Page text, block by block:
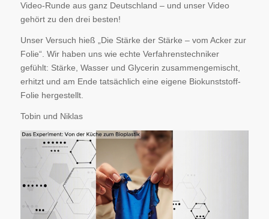
Video-Runde aus ganz Deutschland – und unser Video
gehört zu den drei besten!
Unser Versuch hieß „Die Stärke der Stärke – vom Acker zur
Folie“. Wir haben uns wie echte Verfahrenstechniker
gefühlt: Stärke, Wasser und Glycerin zusammengemischt,
erhitzt und am Ende tatsächlich eine eigene Biokunststoff-
Folie hergestellt.
Tobin und Niklas